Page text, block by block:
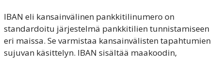
IBAN eli kansainvälinen pankkitilinumero on
standardoitu järjestelmä pankkitilien tunnistamiseen
eri maissa. Se varmistaa kansainvälisten tapahtumien
sujuvan käsittelyn. IBAN sisältää maakoodin,